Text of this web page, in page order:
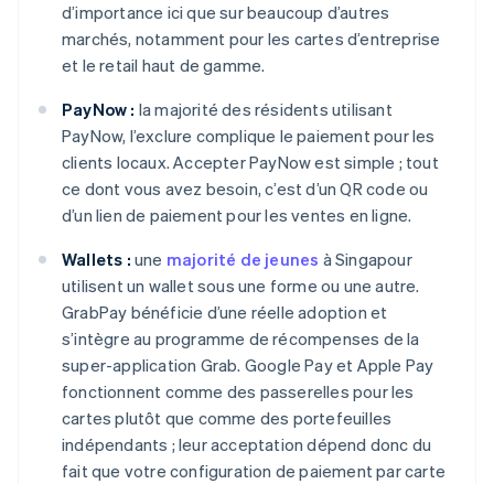
d’importance ici que sur beaucoup d’autres
marchés, notamment pour les cartes d’entreprise
et le retail haut de gamme.
PayNow : la majorité des résidents utilisant
PayNow, l’exclure complique le paiement pour les
clients locaux. Accepter PayNow est simple ; tout
ce dont vous avez besoin, c’est d’un QR code ou
d’un lien de paiement pour les ventes en ligne.
Wallets : une majorité de jeunes à Singapour
utilisent un wallet sous une forme ou une autre.
GrabPay bénéficie d’une réelle adoption et
s’intègre au programme de récompenses de la
super-application Grab. Google Pay et Apple Pay
fonctionnent comme des passerelles pour les
cartes plutôt que comme des portefeuilles
indépendants ; leur acceptation dépend donc du
fait que votre configuration de paiement par carte